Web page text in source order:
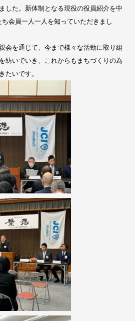
した。新体制となる現役の役員紹介を中
会員一人一人を知っていただきまし
会を通じて、今まで様々な活動に取り組
紡いでいき、これからもまちづくりの為
たいです。